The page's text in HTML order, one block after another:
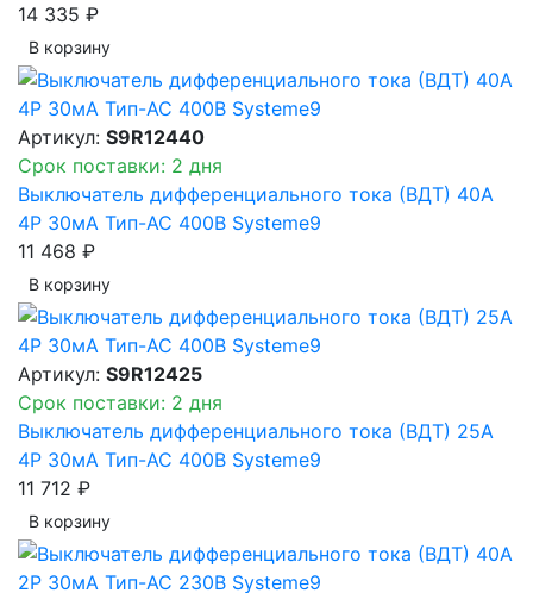
14 335 ₽
В корзинy
Артикул: S9R12440
Срок поставки: 2 дня
Выключатель дифференциального тока (ВДТ) 40A
4P 30мА Тип-AC 400В Systeme9
11 468 ₽
В корзинy
Артикул: S9R12425
Срок поставки: 2 дня
Выключатель дифференциального тока (ВДТ) 25A
4P 30мА Тип-AC 400В Systeme9
11 712 ₽
В корзинy